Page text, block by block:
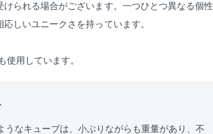
られる場合がございます。一つひとつ異なる個性
しいユニークさを持っています。
用しています。
うなキューブは、小ぶりながらも重量があり、不